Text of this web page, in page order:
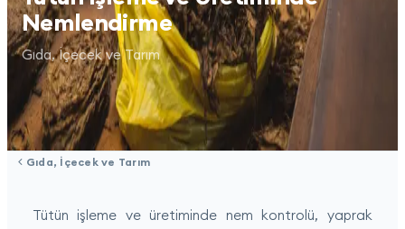
Nemlendirme
Gıda, İçecek ve Tarım
Gıda, İçecek ve Tarım
Tütün işleme ve üretiminde nem kontrolü, yaprak